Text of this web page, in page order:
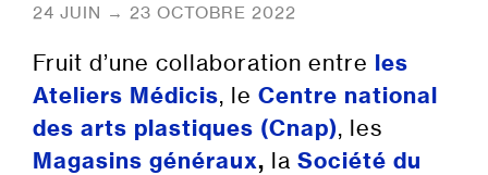
24 JUIN → 23 OCTOBRE 2022
Fruit d’une collaboration entre les
Ateliers Médicis, le Centre national
des arts plastiques (Cnap), les
Magasins généraux, la Société du